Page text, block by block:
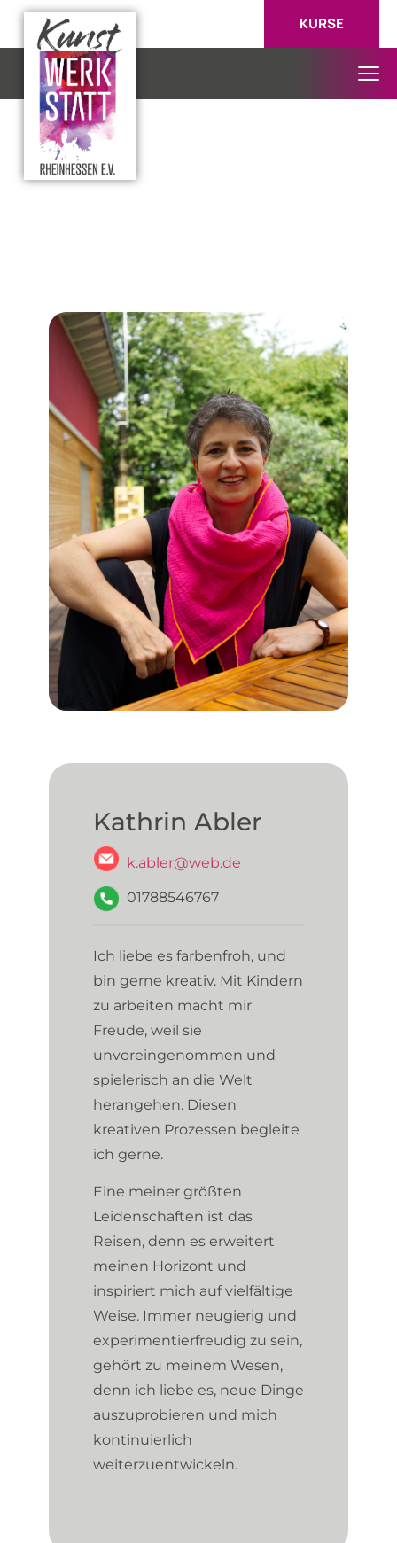
KURSE
Kathrin Abler
k.abler@web.de
01788546767
Ich liebe es farbenfroh, und
bin gerne kreativ. Mit Kindern
zu arbeiten macht mir
Freude, weil sie
unvoreingenommen und
spielerisch an die Welt
herangehen. Diesen
kreativen Prozessen begleite
ich gerne.
Eine meiner größten
Leidenschaften ist das
Reisen, denn es erweitert
meinen Horizont und
inspiriert mich auf vielfältige
Weise. Immer neugierig und
experimentierfreudig zu sein,
gehört zu meinem Wesen,
denn ich liebe es, neue Dinge
auszuprobieren und mich
kontinuierlich
weiterzuentwickeln.